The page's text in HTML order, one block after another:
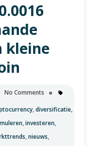
kleine
No Comments
,diversificatie,
,investeren,
,nieuws,